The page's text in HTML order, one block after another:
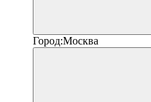
Город:Москва